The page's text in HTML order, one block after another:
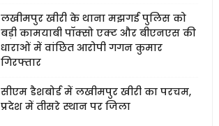
लखीमपुर खीरी के थाना मझगई पुलिस को
बड़ी कामयाबी पॉक्सो एक्ट और बीएनएस की
धाराओं में वांछित आरोपी गगन कुमार
गिरफ्तार
सीएम डैशबोर्ड में लखीमपुर खीरी का परचम,
प्रदेश में तीसरे स्थान पर जिला